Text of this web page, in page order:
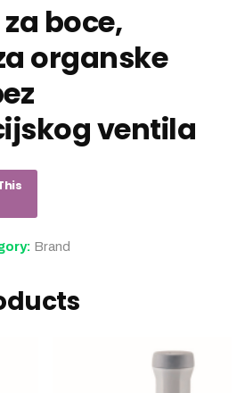
boce,
organske
ventila
Brand